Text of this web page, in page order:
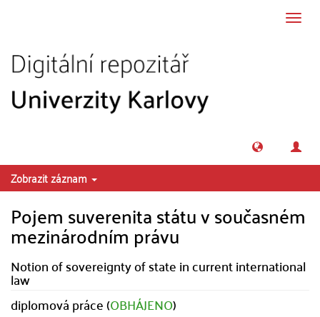
Zobrazit záznam
Pojem suverenita státu v současném
mezinárodním právu
Notion of sovereignty of state in current international
law
diplomová práce (OBHÁJENO)